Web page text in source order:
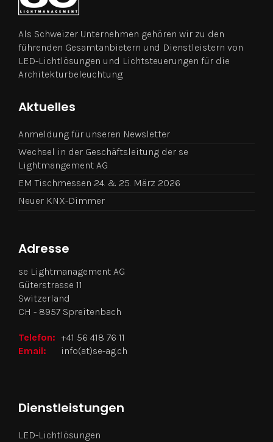
Als Schweizer Unternehmen gehören wir zu den
führenden Gesamtanbietern und Dienstleistern von
LED-Lichtlösungen und Lichtsteuerungen für die
Architekturbeleuchtung.
Aktuelles
Anmeldung für unseren Newsletter
Wechsel in der Geschäftsleitung der se
Lightmangement AG
EM Tischmessen 24. & 25. März 2026
Neuer KNX-Dimmer
Adresse
se Lightmanagement AG
Güterstrasse 11
Switzerland
CH - 8957 Spreitenbach
Telefon: +41 56 418 76 11
Email:
info(at)se-ag.ch
Dienstleistungen
LED-Lichtlösungen